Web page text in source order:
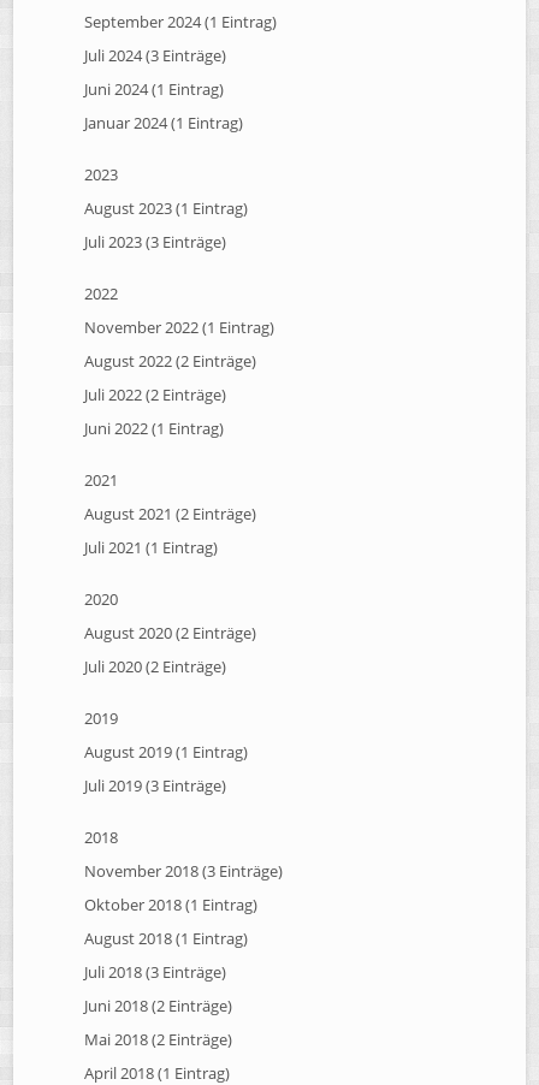
September 2024 (1 Eintrag)
Juli 2024 (3 Einträge)
Juni 2024 (1 Eintrag)
Januar 2024 (1 Eintrag)
2023
August 2023 (1 Eintrag)
Juli 2023 (3 Einträge)
2022
November 2022 (1 Eintrag)
August 2022 (2 Einträge)
Juli 2022 (2 Einträge)
Juni 2022 (1 Eintrag)
2021
August 2021 (2 Einträge)
Juli 2021 (1 Eintrag)
2020
August 2020 (2 Einträge)
Juli 2020 (2 Einträge)
2019
August 2019 (1 Eintrag)
Juli 2019 (3 Einträge)
2018
November 2018 (3 Einträge)
Oktober 2018 (1 Eintrag)
August 2018 (1 Eintrag)
Juli 2018 (3 Einträge)
Juni 2018 (2 Einträge)
Mai 2018 (2 Einträge)
April 2018 (1 Eintrag)